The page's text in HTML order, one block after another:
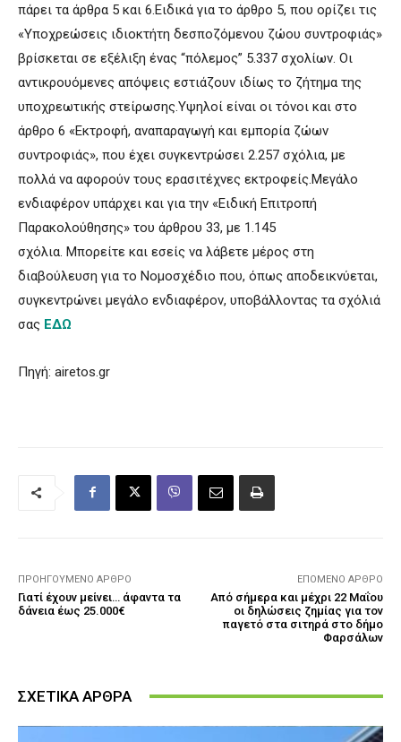
πάρει τα άρθρα 5 και 6.Ειδικά για το άρθρο 5, που ορίζει τις
«Υποχρεώσεις ιδιοκτήτη δεσποζόμενου ζώου συντροφιάς»
βρίσκεται σε εξέλιξη ένας “πόλεμος” 5.337 σχολίων. Οι
αντικρουόμενες απόψεις εστιάζουν ιδίως το ζήτημα της
υποχρεωτικής στείρωσης.Υψηλοί είναι οι τόνοι και στο
άρθρο 6 «Εκτροφή, αναπαραγωγή και εμπορία ζώων
συντροφιάς», που έχει συγκεντρώσει 2.257 σχόλια, με
πολλά να αφορούν τους ερασιτέχνες εκτροφείς.Μεγάλο
ενδιαφέρον υπάρχει και για την «Ειδική Επιτροπή
Παρακολούθησης» του άρθρου 33, με 1.145
σχόλια. Μπορείτε και εσείς να λάβετε μέρος στη
διαβούλευση για το Νομοσχέδιο που, όπως αποδεικνύεται,
συγκεντρώνει μεγάλο ενδιαφέρον, υποβάλλοντας τα σχόλιά
σας ΕΔΩ
Πηγή: airetos.gr
ΠΡΟΗΓΟΎΜΕΝΟ ΆΡΘΡΟ
Γιατί έχουν μείνει… άφαντα τα
δάνεια έως 25.000€
ΕΠΌΜΕΝΟ ΆΡΘΡΟ
Από σήμερα και μέχρι 22 Μαΐου
οι δηλώσεις ζημίας για τον
παγετό στα σιτηρά στο δήμο
Φαρσάλων
ΣΧΕΤΙΚΑ ΑΡΘΡΑ